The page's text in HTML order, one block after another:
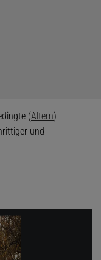
(Altern)
und